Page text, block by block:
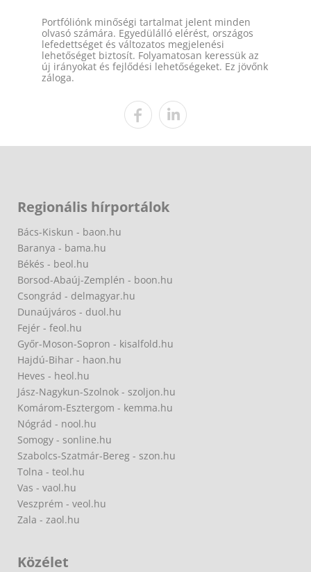
Portfóliónk minőségi tartalmat jelent minden
olvasó számára. Egyedülálló elérést, országos
lefedettséget és változatos megjelenési
lehetőséget biztosít. Folyamatosan keressük az
új irányokat és fejlődési lehetőségeket. Ez jövőnk
záloga.
Regionális hírportálok
Bács-Kiskun - baon.hu
Baranya - bama.hu
Békés - beol.hu
Borsod-Abaúj-Zemplén - boon.hu
Csongrád - delmagyar.hu
Dunaújváros - duol.hu
Fejér - feol.hu
Győr-Moson-Sopron - kisalfold.hu
Hajdú-Bihar - haon.hu
Heves - heol.hu
Jász-Nagykun-Szolnok - szoljon.hu
Komárom-Esztergom - kemma.hu
Nógrád - nool.hu
Somogy - sonline.hu
Szabolcs-Szatmár-Bereg - szon.hu
Tolna - teol.hu
Vas - vaol.hu
Veszprém - veol.hu
Zala - zaol.hu
Közélet